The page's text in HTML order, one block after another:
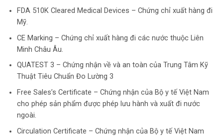
FDA 510K Cleared Medical Devices – Chứng chỉ xuất hàng đi
Mỹ.
CE Marking – Chứng chỉ xuất hàng đi các nước thuộc Liên
Minh Châu Âu.
QUATEST 3 – Chứng nhận về và an toàn của Trung Tâm Kỹ
Thuật Tiêu Chuẩn Đo Lường 3
Free Sales’s Certificate – Chứng nhận của Bộ y tế Việt Nam
cho phép sản phẩm được phép lưu hành và xuất đi nước
ngoài.
Circulation Certificate – Chứng nhận của Bộ y tế Việt Nam